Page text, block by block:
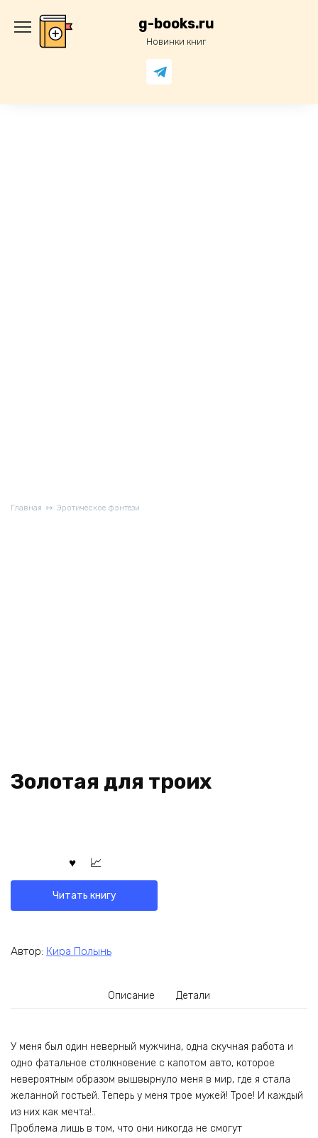
содержанию
g-books.ru
Новинки книг
Главная Эротическое фэнтези
Золотая для троих
Читать книгу
Автор: Кира Полынь
Описание Детали
У меня был один неверный мужчина, одна скучная работа и
одно фатальное столкновение с капотом авто, которое
невероятным образом вышвырнуло меня в мир, где я стала
желанной гостьей. Теперь у меня трое мужей! Трое! И каждый
из них как мечта!..
Проблема лишь в том, что они никогда не смогут